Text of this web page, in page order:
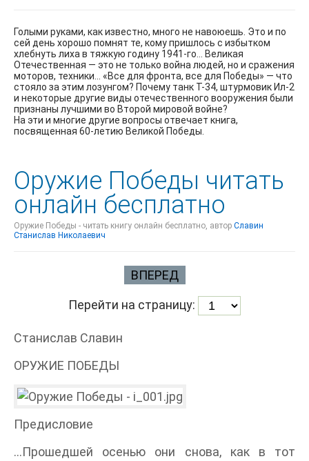
Голыми руками, как известно, много не навоюешь. Это и по
сей день хорошо помнят те, кому пришлось с избытком
хлебнуть лиха в тяжкую годину 1941-го… Великая
Отечественная — это не только война людей, но и сражения
моторов, техники… «Все для фронта, все для Победы» — что
стояло за этим лозунгом? Почему танк Т-34, штурмовик Ил-2
и некоторые другие виды отечественного вооружения были
признаны лучшими во Второй мировой войне?
На эти и многие другие вопросы отвечает книга,
посвященная 60-летию Великой Победы.
Оружие Победы читать
онлайн бесплатно
Оружие Победы - читать книгу онлайн бесплатно, автор Славин
Станислав Николаевич
ВПЕРЕД
Перейти на страницу:
Станислав Славин
ОРУЖИЕ ПОБЕДЫ
Предисловие
…Прошедшей осенью они снова, как в тот